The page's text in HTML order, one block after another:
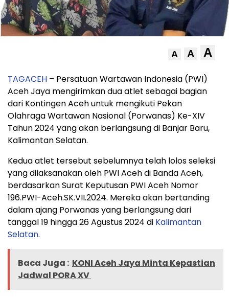
A A A
TAGACEH – Persatuan Wartawan Indonesia (PWI)
Aceh Jaya mengirimkan dua atlet sebagai bagian
dari Kontingen Aceh untuk mengikuti Pekan
Olahraga Wartawan Nasional (Porwanas) Ke-XIV
Tahun 2024 yang akan berlangsung di Banjar Baru,
Kalimantan Selatan.
Kedua atlet tersebut sebelumnya telah lolos seleksi
yang dilaksanakan oleh PWI Aceh di Banda Aceh,
berdasarkan Surat Keputusan PWI Aceh Nomor
196.PWI-Aceh.SK.VII.2024. Mereka akan bertanding
dalam ajang Porwanas yang berlangsung dari
tanggal 19 hingga 26 Agustus 2024 di Kalimantan
Selatan.
Baca Juga : KONI Aceh Jaya Minta Kepastian
Jadwal PORA XV